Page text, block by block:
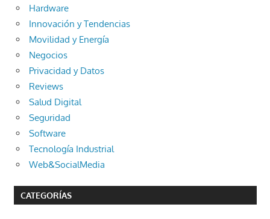
Hardware
Innovación y Tendencias
Movilidad y Energía
Negocios
Privacidad y Datos
Reviews
Salud Digital
Seguridad
Software
Tecnología Industrial
Web&SocialMedia
CATEGORÍAS